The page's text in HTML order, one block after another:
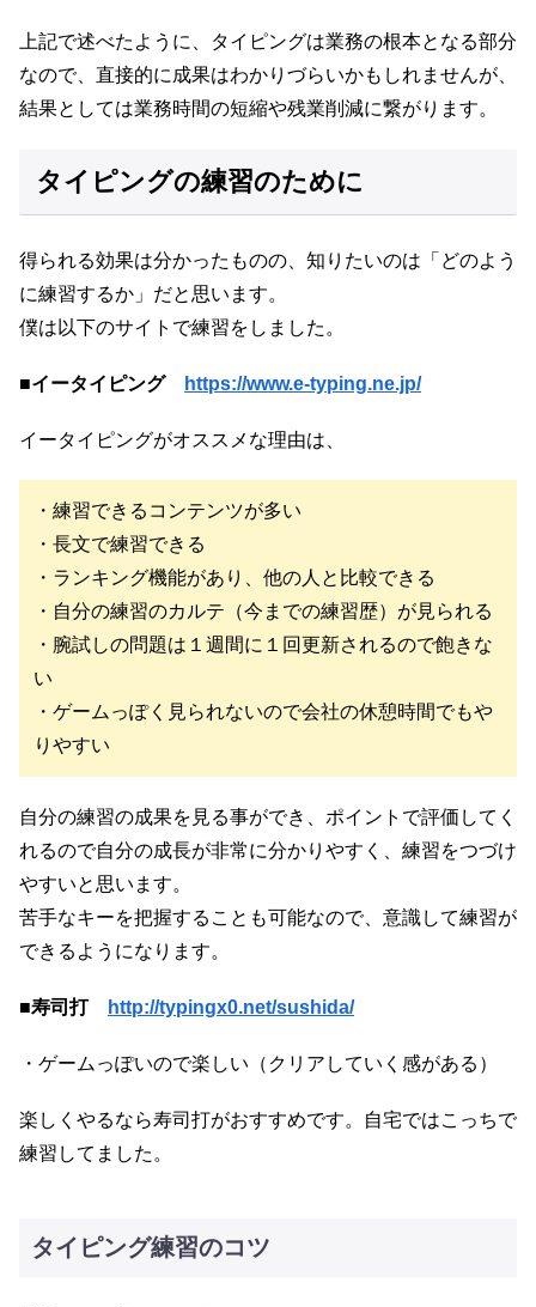
上記で述べたように、タイピングは業務の根本となる部分
なので、直接的に成果はわかりづらいかもしれませんが、
結果としては業務時間の短縮や残業削減に繋がります。
タイピングの練習のために
得られる効果は分かったものの、知りたいのは「どのよう
に練習するか」だと思います。
僕は以下のサイトで練習をしました。
■イータイピング https://www.e-typing.ne.jp/
イータイピングがオススメな理由は、
・練習できるコンテンツが多い
・長文で練習できる
・ランキング機能があり、他の人と比較できる
・自分の練習のカルテ（今までの練習歴）が見られる
・腕試しの問題は１週間に１回更新されるので飽きな
い
・ゲームっぽく見られないので会社の休憩時間でもや
りやすい
自分の練習の成果を見る事ができ、ポイントで評価してく
れるので自分の成長が非常に分かりやすく、練習をつづけ
やすいと思います。
苦手なキーを把握することも可能なので、意識して練習が
できるようになります。
■寿司打 http://typingx0.net/sushida/
・ゲームっぽいので楽しい（クリアしていく感がある）
楽しくやるなら寿司打がおすすめです。自宅ではこっちで
練習してました。
タイピング練習のコツ